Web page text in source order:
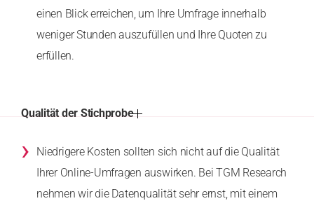
einen Blick erreichen, um Ihre Umfrage innerhalb
weniger Stunden auszufüllen und Ihre Quoten zu
erfüllen.
Qualität der Stichprobe
›
Niedrigere Kosten sollten sich nicht auf die Qualität
Ihrer Online-Umfragen auswirken. Bei TGM Research
nehmen wir die Datenqualität sehr ernst, mit einem